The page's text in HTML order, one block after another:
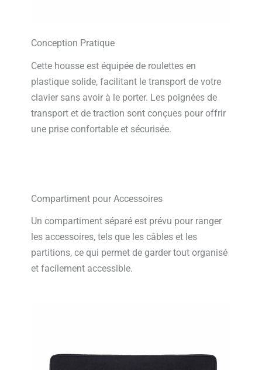
Conception Pratique
Cette housse est équipée de roulettes en
plastique solide, facilitant le transport de votre
clavier sans avoir à le porter. Les poignées de
transport et de traction sont conçues pour offrir
une prise confortable et sécurisée.
Compartiment pour Accessoires
Un compartiment séparé est prévu pour ranger
les accessoires, tels que les câbles et les
partitions, ce qui permet de garder tout organisé
et facilement accessible.